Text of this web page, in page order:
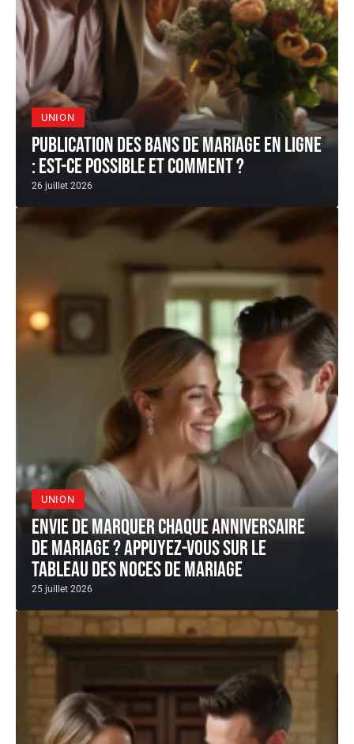
UNION
Publication des bans de mariage en ligne
: est-ce possible et comment ?
26 juillet 2026
UNION
Envie de marquer chaque anniversaire
de mariage ? appuyez-vous sur le
tableau des noces de mariage
25 juillet 2026